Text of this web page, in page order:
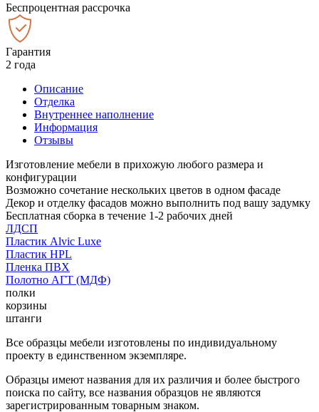
Беспроцентная рассрочка
Гарантия
2 года
Описание
Отделка
Внутреннее наполнение
Информация
Отзывы
Изготовление мебели в прихожую любого размера и
конфигурации
Возможно сочетание нескольких цветов в одном фасаде
Декор и отделку фасадов можно выполнить под вашу задумку
Бесплатная сборка в течение 1-2 рабочих дней
ЛДСП
Пластик Alvic Luxe
Пластик HPL
Пленка ПВХ
Полотно АГТ (МДФ)
полки
корзины
штанги
Все образцы мебели изготовлены по индивидуальному
проекту в единственном экземпляре.
Образцы имеют названия для их различия и более быстрого
поиска по сайту, все названия образцов не являются
зарегистрированным товарным знаком.